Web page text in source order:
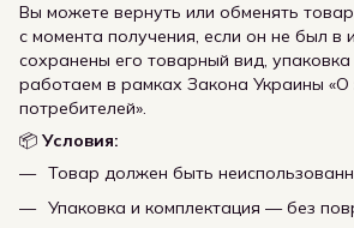
Вы можете вернуть или обменять
с момента получения, если он не был в
сохранены его товарный вид,
работаем в рамках Закона Украины «О
потребителей».
📦 Условия:
Товар должен быть
Упаковка и комплектация — без